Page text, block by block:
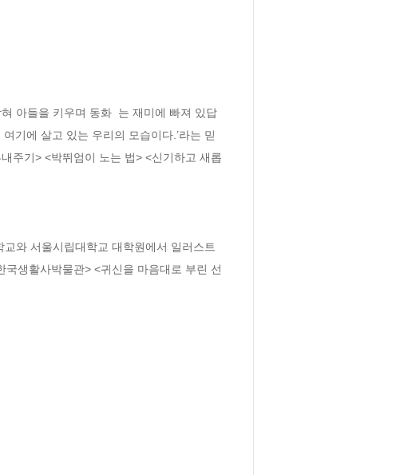
아들을 키우며 동화  는 재미에 빠져 있답
기에 살고 있는 우리의 모습이다.’라는 믿
주기> <박뛰엄이 노는 법> <신기하고 새롭
와 서울시립대학교 대학원에서 일러스트
국생활사박물관> <귀신을 마음대로 부린 선